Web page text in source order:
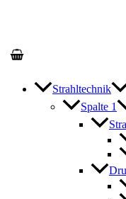
Strahltechnik
Spalte 1